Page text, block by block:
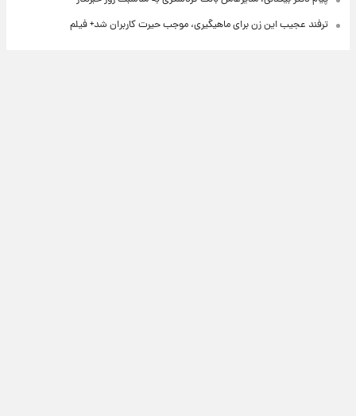
ترفند عجیب این زن برای ماهیگیری، موجب حیرت کاربران شد+ فیلم